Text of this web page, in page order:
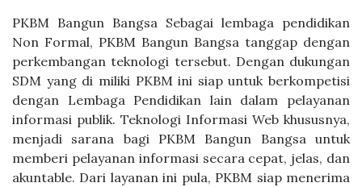
PKBM Bangun Bangsa Sebagai lembaga pendidikan
Non Formal, PKBM Bangun Bangsa tanggap dengan
perkembangan teknologi tersebut. Dengan dukungan
SDM yang di miliki PKBM ini siap untuk berkompetisi
dengan Lembaga Pendidikan lain dalam pelayanan
informasi publik. Teknologi Informasi Web khususnya,
menjadi sarana bagi PKBM Bangun Bangsa untuk
memberi pelayanan informasi secara cepat, jelas, dan
akuntable. Dari layanan ini pula, PKBM siap menerima